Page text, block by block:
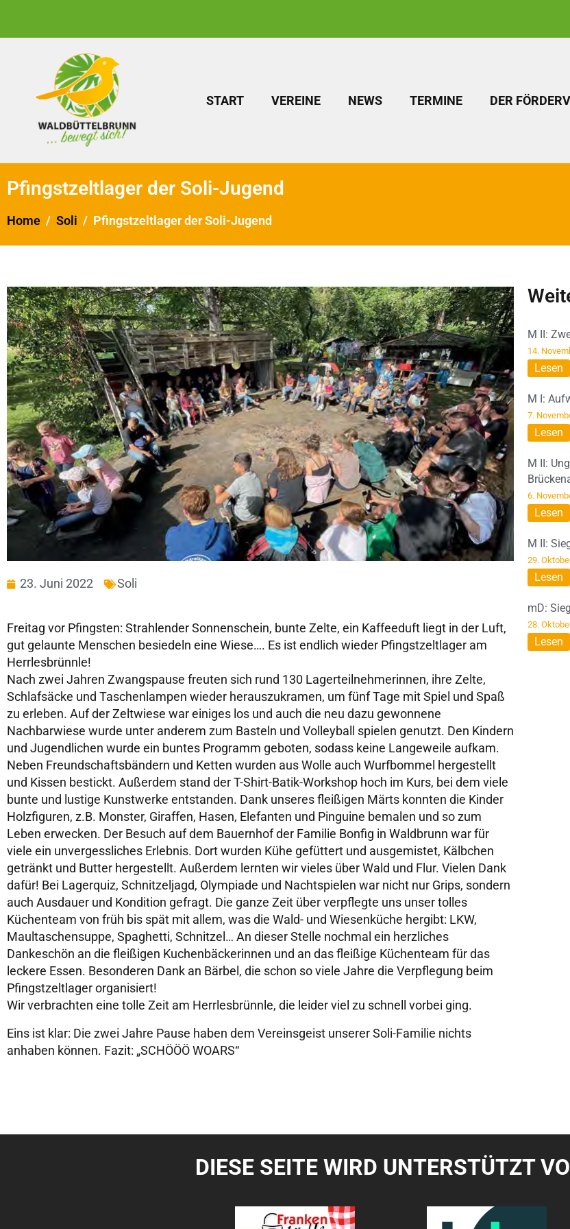
START VEREINE NEWS TERMINE DER
Pfingstzeltlager der Soli-Jugend
Home Soli Pfingstzeltlager der Soli-Jugend
23. Juni 2022 Soli
Freitag vor Pfingsten: Strahlender Sonnenschein, bunte Zelte, ein Kaffeeduft liegt in der Luft,
gut gelaunte Menschen besiedeln eine Wiese…. Es ist endlich wieder Pfingstzeltlager am
Herrlesbrünnle!
Nach zwei Jahren Zwangspause freuten sich rund 130 Lagerteilnehmerinnen, ihre Zelte,
Schlafsäcke und Taschenlampen wieder herauszukramen, um fünf Tage mit Spiel und Spaß
zu erleben. Auf der Zeltwiese war einiges los und auch die neu dazu gewonnene
Nachbarwiese wurde unter anderem zum Basteln und Volleyball spielen genutzt. Den Kindern
und Jugendlichen wurde ein buntes Programm geboten, sodass keine Langeweile aufkam.
Neben Freundschaftsbändern und Ketten wurden aus Wolle auch Wurfbommel hergestellt
und Kissen bestickt. Außerdem stand der T-Shirt-Batik-Workshop hoch im Kurs, bei dem viele
bunte und lustige Kunstwerke entstanden. Dank unseres fleißigen Märts konnten die Kinder
Holzfiguren, z.B. Monster, Giraffen, Hasen, Elefanten und Pinguine bemalen und so zum
Leben erwecken. Der Besuch auf dem Bauernhof der Familie Bonfig in Waldbrunn war für
viele ein unvergessliches Erlebnis. Dort wurden Kühe gefüttert und ausgemistet, Kälbchen
getränkt und Butter hergestellt. Außerdem lernten wir vieles über Wald und Flur. Vielen Dank
dafür! Bei Lagerquiz, Schnitzeljagd, Olympiade und Nachtspielen war nicht nur Grips, sondern
auch Ausdauer und Kondition gefragt. Die ganze Zeit über verpflegte uns unser tolles
Küchenteam von früh bis spät mit allem, was die Wald- und Wiesenküche hergibt: LKW,
Maultaschensuppe, Spaghetti, Schnitzel… An dieser Stelle nochmal ein herzliches
Dankeschön an die fleißigen Kuchenbäckerinnen und an das fleißige Küchenteam für das
leckere Essen. Besonderen Dank an Bärbel, die schon so viele Jahre die Verpflegung beim
Pfingstzeltlager organisiert!
Wir verbrachten eine tolle Zeit am Herrlesbrünnle, die leider viel zu schnell vorbei ging.
Eins ist klar: Die zwei Jahre Pause haben dem Vereinsgeist unserer Soli-Familie nichts
anhaben können. Fazit: „SCHÖÖÖ WOARS“
M II:
14.
Lesen
M I:
7.
Lesen
M II:
6.
Lesen
M II:
29.
Lesen
mD:
28.
Lesen
DIESE SEITE WIRD UNTERSTÜTZT